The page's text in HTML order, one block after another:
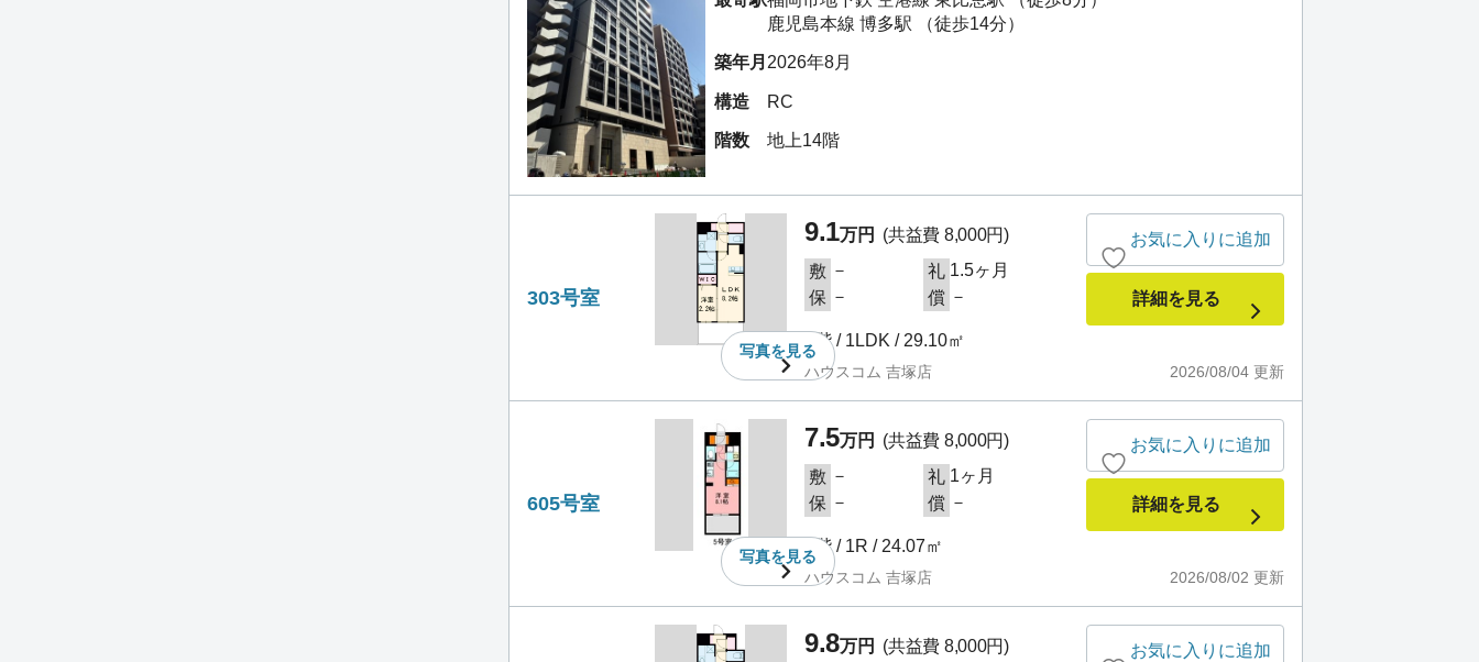
鹿児島本線 博多駅 （徒歩14分）
築年月 2026年8月
構造 RC
階数 地上14階
303号室
写真を見る
9.1万円
(共益費 8,000円)
敷 － 礼 1.5ヶ月
保 － 償 －
3階 / 1LDK / 29.10㎡
2026/08/04 更新
ハウスコム 吉塚店
お気に入りに追加
詳細を見る
605号室
写真を見る
7.5万円
(共益費 8,000円)
敷 － 礼 1ヶ月
保 － 償 －
6階 / 1R / 24.07㎡
2026/08/02 更新
ハウスコム 吉塚店
お気に入りに追加
詳細を見る
9.8万円
(共益費 8,000円)
お気に入りに追加